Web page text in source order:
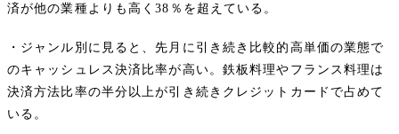
済が他の業種よりも高く38％を超えている。
・ジャンル別に見ると、先月に引き続き比較的高単価の業態で
のキャッシュレス決済比率が高い。鉄板料理やフランス料理は
決済方法比率の半分以上が引き続きクレジットカードで占めて
いる。